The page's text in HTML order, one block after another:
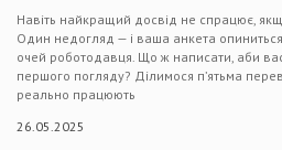
Навіть найкращий досвід не спрацює,
Один недогляд — і ваша анкета
очей роботодавця. Що ж написати, аби
першого погляду? Ділимося п’ятьма
реально працюють
26.05.2025